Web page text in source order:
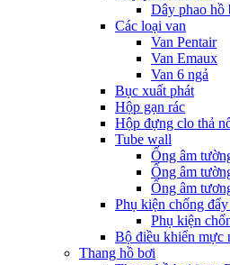
Dây phao hồ
Các loại van
Van Pentair
Van Emaux
Van 6 ngả
Bục xuất phát
Hộp gạn rác
Hộp đựng clo thả
Tube wall
Ống âm
Ống âm
Ống âm
Phụ kiện chống
Phụ kiện
Bộ điều khiển mực
Thang hồ bơi